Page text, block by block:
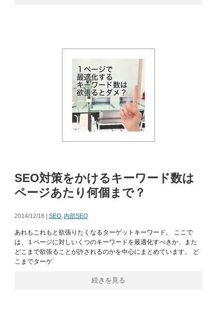
SEO対策をかけるキーワード数は
ページあたり何個まで？
2014/12/16 | SEO, 内部SEO
あれもこれもと欲張りたくなるターゲットキーワード。 ここで
は、１ページに対しいくつのキーワードを最適化すべきか、また
どこまで欲張ることが許されるのかを中心にまとめています。 ど
こまでターゲ
続きを見る